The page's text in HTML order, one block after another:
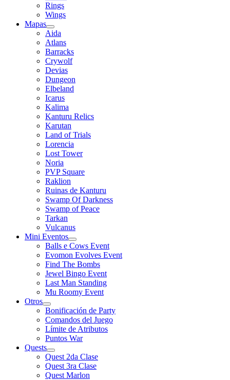
Rings
Wings
Mapas
Aida
Atlans
Barracks
Crywolf
Devias
Dungeon
Elbeland
Icarus
Kalima
Kanturu Relics
Karutan
Land of Trials
Lorencia
Lost Tower
Noria
PVP Square
Raklion
Ruinas de Kanturu
Swamp Of Darkness
Swamp of Peace
Tarkan
Vulcanus
Mini Eventos
Balls e Cows Event
Evomon Evolves Event
Find The Bombs
Jewel Bingo Event
Last Man Standing
Mu Roomy Event
Otros
Bonificación de Party
Comandos del Juego
Límite de Atributos
Puntos War
Quests
Quest 2da Clase
Quest 3ra Clase
Quest Marlon